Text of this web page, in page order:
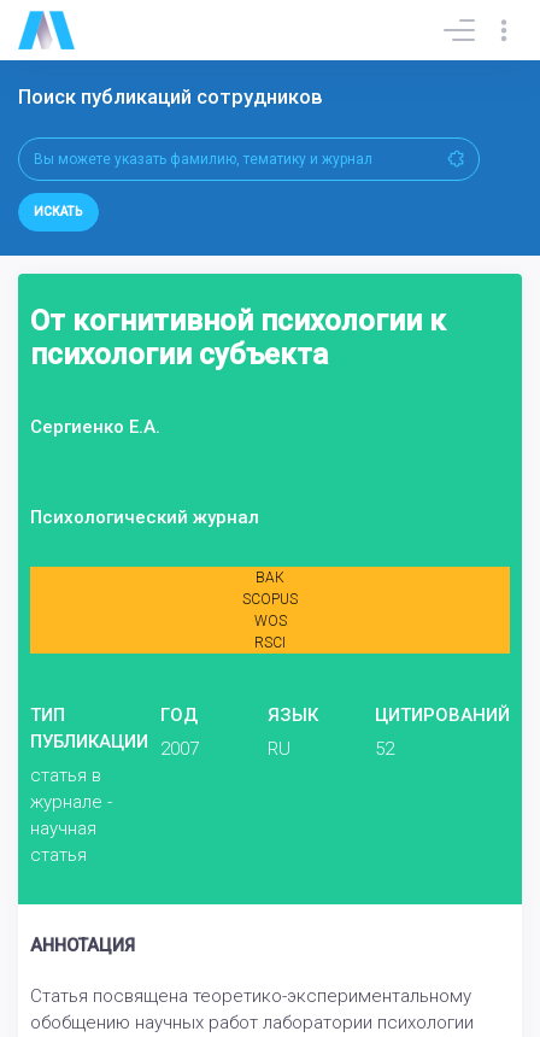
Поиск публикаций сотрудников
ИСКАТЬ
От когнитивной психологии к
психологии субъекта
Сергиенко Е.А.
Психологический журнал
ВАК
SCOPUS
WOS
RSCI
ТИП
ПУБЛИКАЦИИ
статья в
журнале -
научная
статья
ГОД
2007
ЯЗЫК
RU
ЦИТИРОВАНИЙ
52
АННОТАЦИЯ
Статья посвящена теоретико-экспериментальному
обобщению научных работ лаборатории психологии